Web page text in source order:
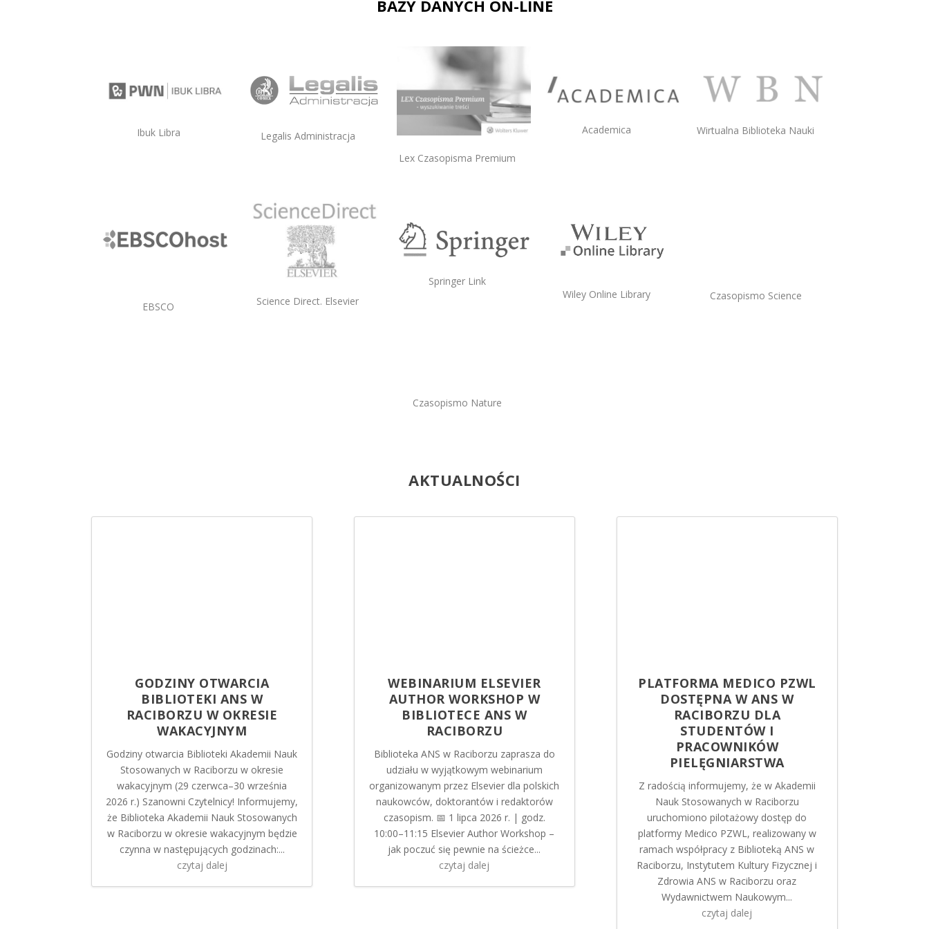
BAZY DANYCH ON-LINE
Ibuk Libra
Legalis Administracja
Lex Czasopisma Premium
Academica Wirtualna Biblioteka Nauki
EBSCO Science Direct. Elsevier
Springer Link
Wiley Online Library
Czasopismo Science
Czasopismo Nature
AKTUALNOŚCI
GODZINY OTWARCIA
BIBLIOTEKI ANS W
RACIBORZU W OKRESIE
WAKACYJNYM
Godziny otwarcia Biblioteki Akademii Nauk
Stosowanych w Raciborzu w okresie
wakacyjnym (29 czerwca–30 września
2026 r.) Szanowni Czytelnicy! Informujemy,
że Biblioteka Akademii Nauk Stosowanych
w Raciborzu w okresie wakacyjnym będzie
czynna w następujących godzinach:...
czytaj dalej
WEBINARIUM ELSEVIER
AUTHOR WORKSHOP W
BIBLIOTECE ANS W
RACIBORZU
Biblioteka ANS w Raciborzu zaprasza do
udziału w wyjątkowym webinarium
organizowanym przez Elsevier dla polskich
naukowców, doktorantów i redaktorów
czasopism. 📅 1 lipca 2026 r. | godz.
10:00–11:15 Elsevier Author Workshop –
jak poczuć się pewnie na ścieżce...
czytaj dalej
PLATFORMA MEDICO PZWL
DOSTĘPNA W ANS W
RACIBORZU DLA
STUDENTÓW I
PRACOWNIKÓW
PIELĘGNIARSTWA
​Z radością informujemy, że w Akademii
Nauk Stosowanych w Raciborzu
uruchomiono pilotażowy dostęp do
platformy Medico PZWL, realizowany w
ramach współpracy z Biblioteką ANS w
Raciborzu, Instytutem Kultury Fizycznej i
Zdrowia ANS w Raciborzu oraz
Wydawnictwem Naukowym...
czytaj dalej